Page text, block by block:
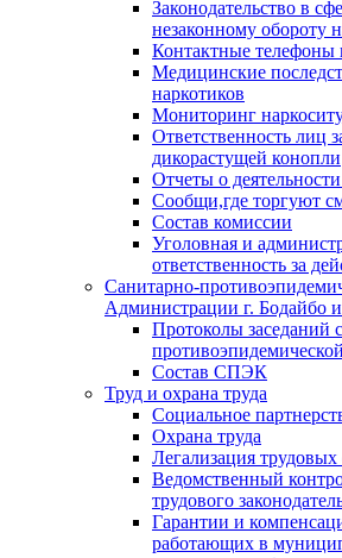
Законодательство в
незаконному обороту
Контактные телефоны
Медицинские
наркотиков
Мониторинг
Ответственность лиц
дикорастущей конопли
Отчеты о
Сообщи,где торгуют
Состав комиссии
Уголовная и
ответственность за
Санитарно-
Администрации г. Бодайбо
Протоколы заседаний
Состав СПЭК
Труд и охрана труда
Социальное
Охрана труда
Легализация
Ведомственный
трудового
Гарантии и
работающих в